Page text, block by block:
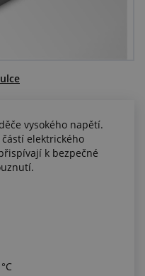
vysokého napětí.
elektrického
k bezpečné